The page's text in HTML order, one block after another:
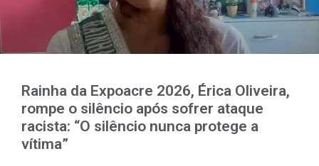
Rainha da Expoacre 2026, Érica Oliveira,
rompe o silêncio após sofrer ataque
racista: “O silêncio nunca protege a
vítima”